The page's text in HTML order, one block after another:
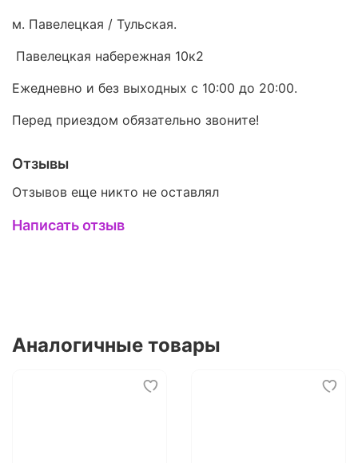
м. Павелецкая / Тульская.
Павелецкая набережная 10к2
Ежедневно и без выходных с 10:00 до 20:00.
Перед приездом обязательно звоните!
Отзывы
Отзывов еще никто не оставлял
Написать отзыв
Аналогичные товары